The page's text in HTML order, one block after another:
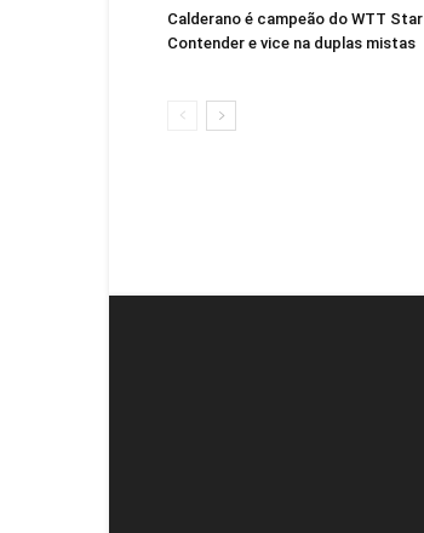
Calderano é campeão do WTT Star
Contender e vice na duplas mistas